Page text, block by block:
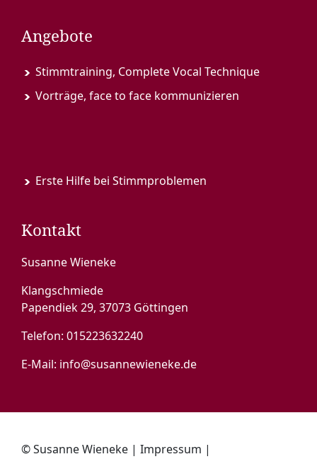
Angebote
Stimmtraining, Complete Vocal Technique
Vorträge, face to face kommunizieren
Erste Hilfe bei Stimmproblemen
Kontakt
Susanne Wieneke
Klangschmiede
Papendiek 29, 37073 Göttingen
Telefon: 015223632240
E-Mail: info@susannewieneke.de
© Susanne Wieneke | Impressum |